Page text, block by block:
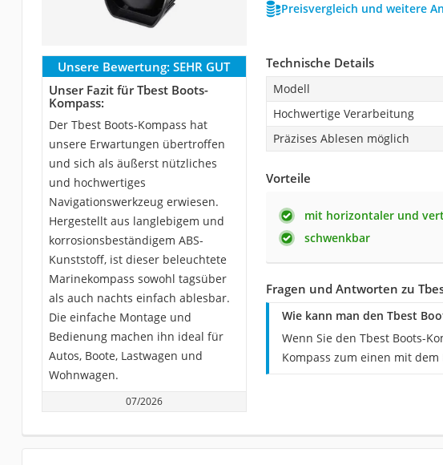
Preisvergleich und weitere
Unsere Bewertung: SEHR GUT
Unser Fazit für Tbest Boots-
Kompass:
Der Tbest Boots-Kompass hat
unsere Erwartungen übertroffen
und sich als äußerst nützliches
und hochwertiges
Navigationswerkzeug erwiesen.
Hergestellt aus langlebigem und
korrosionsbeständigem ABS-
Kunststoff, ist dieser beleuchtete
Marinekompass sowohl tagsüber
als auch nachts einfach ablesbar.
Die einfache Montage und
Bedienung machen ihn ideal für
Autos, Boote, Lastwagen und
Wohnwagen.
07/2026
Technische Details
Modell
Hochwertige Verarbeitung
Präzises Ablesen möglich
Vorteile
mit horizontaler und
schwenkbar
Fragen und Antworten zu
Wie kann man den Tbest
Wenn Sie den Tbest Boots-
Kompass zum einen mit